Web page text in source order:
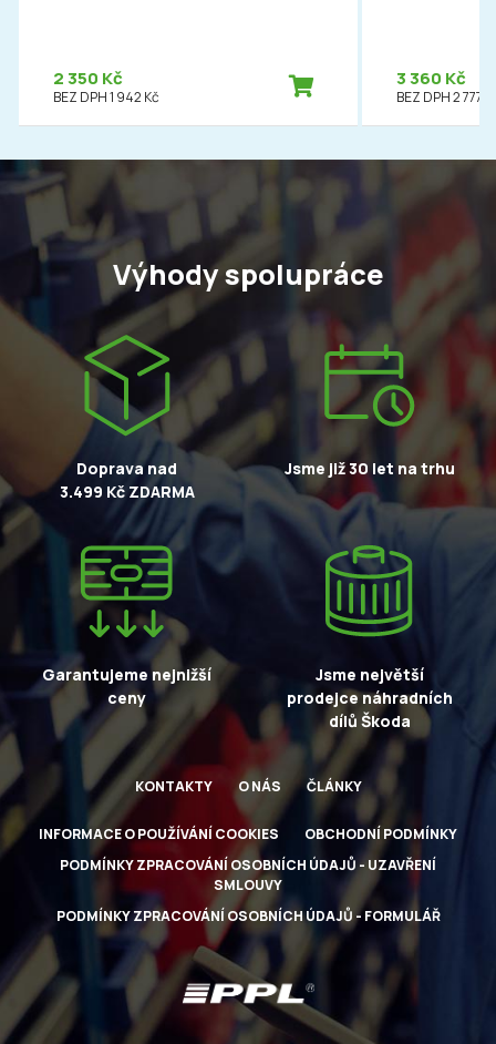
2 350 Kč
BEZ DPH 1 942 Kč
3 360 Kč
BEZ DPH 2 777
Výhody spolupráce
Doprava nad
3.499 Kč ZDARMA
Jsme již 30 let na trhu
Garantujeme nejnižší
ceny
Jsme největší
prodejce náhradních
dílů Škoda
KONTAKTY O NÁS ČLÁNKY
INFORMACE O POUŽÍVÁNÍ COOKIES
OBCHODNÍ PODMÍNKY
PODMÍNKY ZPRACOVÁNÍ OSOBNÍCH ÚDAJŮ - UZAVŘENÍ
SMLOUVY
PODMÍNKY ZPRACOVÁNÍ OSOBNÍCH ÚDAJŮ - FORMULÁŘ